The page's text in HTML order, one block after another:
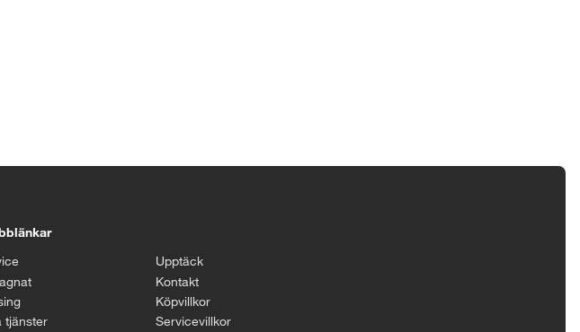
tjänster
Upptäck
Kontakt
Köpvillkor
Servicevillkor